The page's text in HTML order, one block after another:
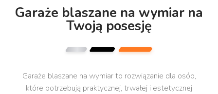
Garaże blaszane na wymiar na
Twoją posesję
Garaże blaszane na wymiar to rozwiązanie dla osób,
które potrzebują praktycznej, trwałej i estetycznej